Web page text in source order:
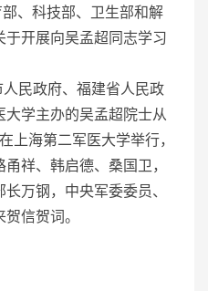
、科技部、卫生部和解
开展向吴孟超同志学习
民政府、福建省人民政
学主办的吴孟超院士从
上海第二军医大学举行，
祥、韩启德、桑国卫，
万钢，中央军委委员、
信贺词。